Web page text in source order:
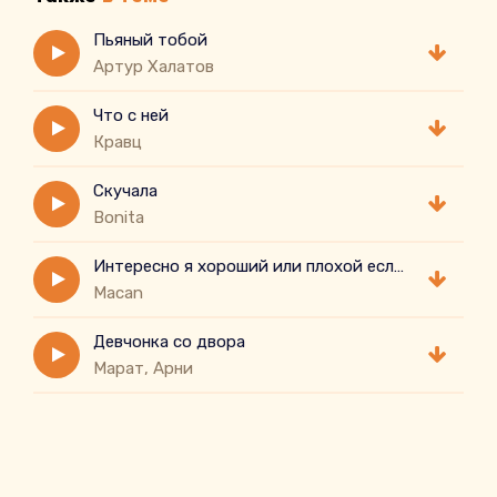
Пьяный тобой
Артур Халатов
Что с ней
Кравц
Скучала
Bonita
Интересно я хороший или плохой если в процентах
Macan
Девчонка со двора
Марат, Арни